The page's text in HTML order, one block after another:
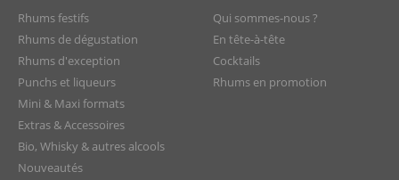
Rhums festifs
Rhums de dégustation
Rhums d'exception
Punchs et liqueurs
Mini & Maxi formats
Extras & Accessoires
Bio, Whisky & autres alcools
Nouveautés
Qui sommes-nous ?
En tête-à-tête
Cocktails
Rhums en promotion